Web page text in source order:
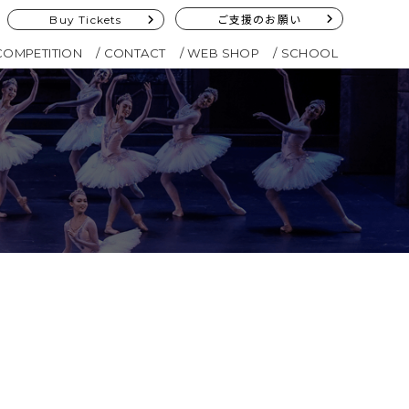
Buy Tickets ご支援のお願い
CONTACT WEB SHOP SCHOOL